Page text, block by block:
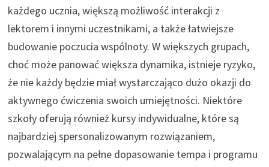
każdego ucznia, większą możliwość interakcji z
lektorem i innymi uczestnikami, a także łatwiejsze
budowanie poczucia wspólnoty. W większych grupach,
choć może panować większa dynamika, istnieje ryzyko,
że nie każdy będzie miał wystarczająco dużo okazji do
aktywnego ćwiczenia swoich umiejętności. Niektóre
szkoły oferują również kursy indywidualne, które są
najbardziej spersonalizowanym rozwiązaniem,
pozwalającym na pełne dopasowanie tempa i programu